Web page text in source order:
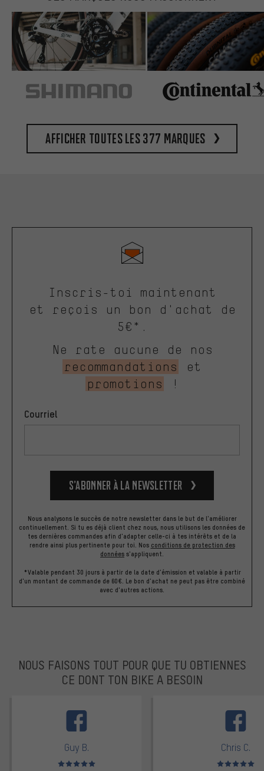
Afficher toutes les 377 marques
Inscris-toi maintenant
et reçois un bon d'achat de
5€*.
Ne rate aucune de nos
recommandations
et
promotions
!
Courriel
S’abonner à la newsletter
Nous analysons le succès de notre newsletter dans le but de l'améliorer
continuellement. Si tu es déjà client chez nous, nous utilisons les données de
tes dernières commandes afin d'adapter celle-ci à tes intérêts et de la
rendre ainsi plus pertinente pour toi. Nos conditions de protection des
données s'appliquent.
*Valable pendant 30 jours à partir de la date d'émission et valable à partir
d'un montant de commande de 60€. Le bon d'achat ne peut pas être combiné
avec d'autres actions.
NOUS FAISONS TOUT POUR QUE TU OBTIENNES
CE DONT TON BIKE A BESOIN
Guy B.
Note moyenne : 5 sur 5
Chris C.
Note moyenne :